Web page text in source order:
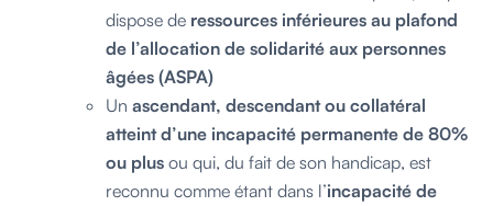
dispose de ressources inférieures au plafond
de l’allocation de solidarité aux personnes
âgées (ASPA)
Un ascendant, descendant ou collatéral
atteint d’une incapacité permanente de 80%
ou plus ou qui, du fait de son handicap, est
reconnu comme étant dans l’incapacité de